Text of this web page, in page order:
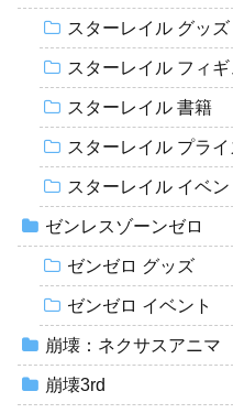
スターレイル グッズ
スターレイル フィギ
スターレイル 書籍
スターレイル プラ
スターレイル イベ
ゼンレスゾーンゼロ
ゼンゼロ グッズ
ゼンゼロ イベント
崩壊：ネクサスアニマ
崩壊3rd